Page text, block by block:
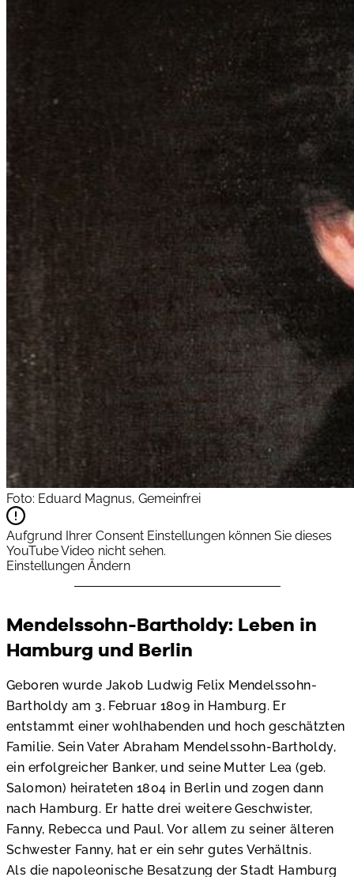
Foto: Eduard Magnus, Gemeinfrei
Aufgrund Ihrer Consent Einstellungen können Sie dieses
YouTube Video nicht sehen.
Einstellungen Ändern
Mendelssohn-Bartholdy: Leben in
Hamburg und Berlin
Geboren wurde Jakob Ludwig Felix Mendelssohn-
Bartholdy am 3. Februar 1809 in Hamburg. Er
entstammt einer wohlhabenden und hoch geschätzten
Familie. Sein Vater Abraham Mendelssohn-Bartholdy,
ein erfolgreicher Banker, und seine Mutter Lea (geb.
Salomon) heirateten 1804 in Berlin und zogen dann
nach Hamburg. Er hatte drei weitere Geschwister,
Fanny, Rebecca und Paul. Vor allem zu seiner älteren
Schwester Fanny, hat er ein sehr gutes Verhältnis.
Als die napoleonische Besatzung der Stadt Hamburg